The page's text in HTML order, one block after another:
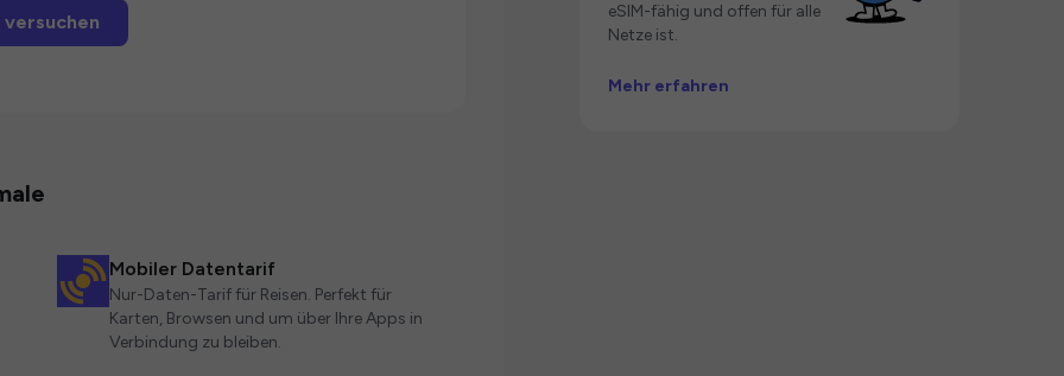
Mobiler Datentarif
Nur-Daten-Tarif für Reisen. Perfekt für
Karten, Browsen und um über Ihre Apps in
Verbindung zu bleiben.
eSIM-fähig und offen für alle
Netze ist.
Mehr erfahren